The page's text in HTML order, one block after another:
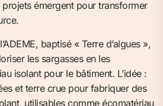
émergent pour transformer
baptisé « Terre d’algues »,
les sargasses en les
isolant pour le bâtiment. L’idée :
et terre crue pour fabriquer des
utilisables comme écomatériau